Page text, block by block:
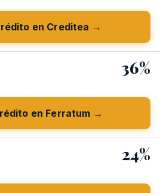
en Creditea →
36%
en Ferratum →
24%